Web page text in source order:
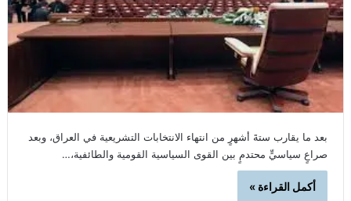
بعد ما يقارب ستةَ أشهرٍ من انتهاء الانتخابات التشريعية في العراق، وبعد
صراعٍ سياسيٍّ محتدمٍ بين القوى السياسية القومية والطائفية،…
أكمل القراءة »